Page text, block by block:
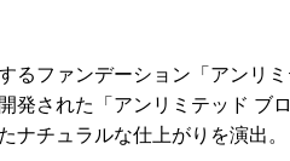
るファンデーション「アンリ
発された「アンリミテッド ブ
ナチュラルな仕上がりを演出。